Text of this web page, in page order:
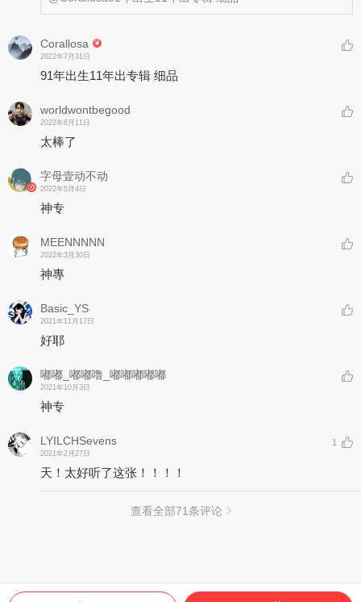
Corallosa
2022年7月31日
91年出生11年出专辑 细品
worldwontbegood
2022年6月11日
太棒了
字母壹动不动
2022年5月4日
神专
MEENNNNN
2022年3月30日
神專
Basic_YS
2021年11月17日
好耶
嘟嘟_嘟嘟噜_嘟嘟嘟嘟嘟
2021年10月3日
神专
LYILCHSevens
2021年2月27日
1
天！太好听了这张！！！！
查看全部71 条评论